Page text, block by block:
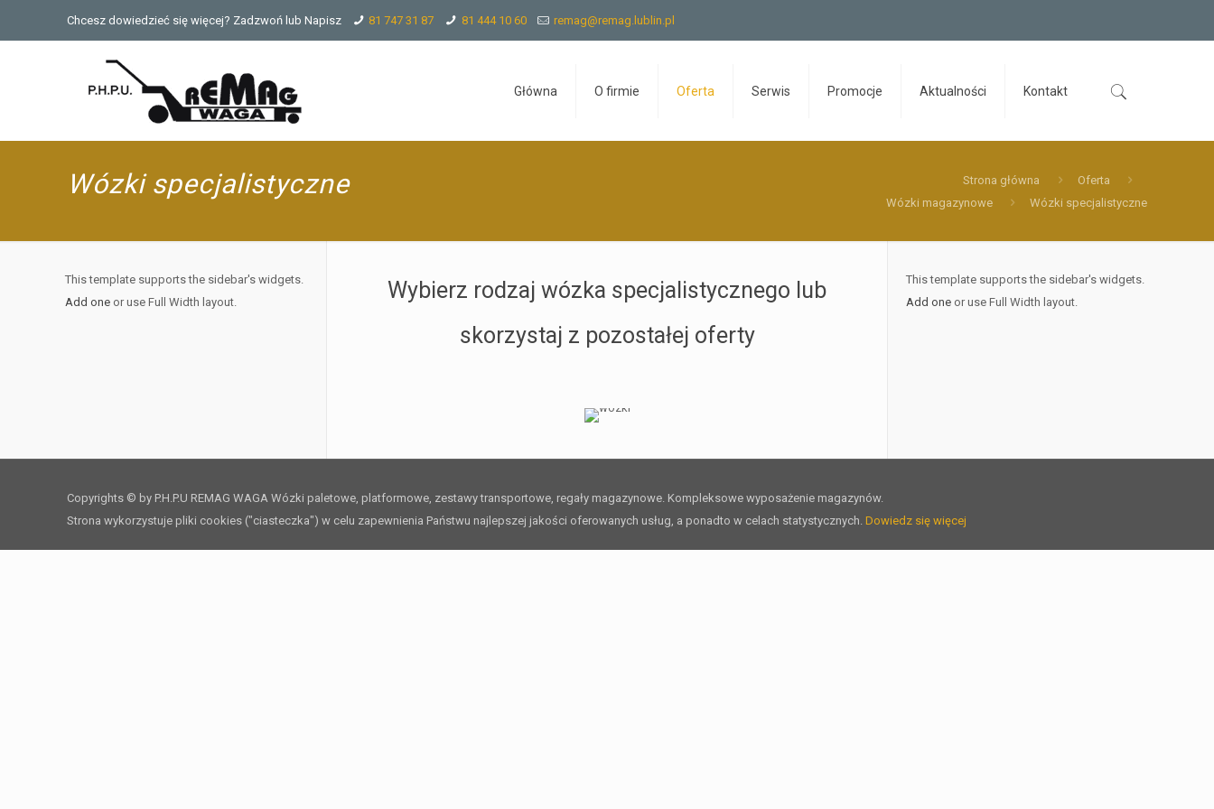
Chcesz dowiedzieć się więcej? Zadzwoń lub Napisz 81 747 31 87 81 444 10 60 remag@remag.lublin.pl
Główna O firmie Oferta Serwis Promocje Aktualności Kontakt
Wózki specjalistyczne Strona główna
Oferta
Wózki magazynowe
Wózki specjalistyczne
Wybierz rodzaj wózka specjalistycznego lub
skorzystaj z pozostałej oferty
This template supports the sidebar's widgets.
Add one or use Full Width layout.
This template supports the sidebar's widgets.
Add one or use Full Width layout.
Copyrights © by P.H.P.U REMAG WAGA Wózki paletowe, platformowe, zestawy transportowe, regały magazynowe. Kompleksowe wyposażenie magazynów.
Strona wykorzystuje pliki cookies ("ciasteczka") w celu zapewnienia Państwu najlepszej jakości oferowanych usług, a ponadto w celach statystycznych.Dowiedz się więcej